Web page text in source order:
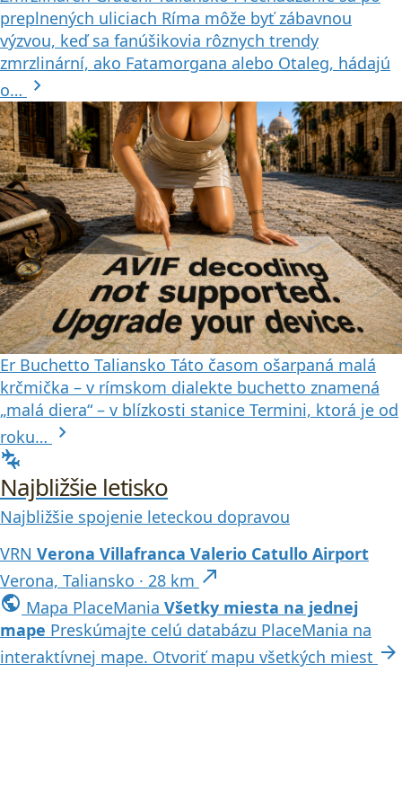
preplnených uliciach Ríma môže byť zábavnou
výzvou, keď sa fanúšikovia rôznych trendy
zmrzlinární, ako Fatamorgana alebo Otaleg, hádajú
o… chevron_right
Er Buchetto Taliansko Táto časom ošarpaná malá
krčmička – v rímskom dialekte buchetto znamená
„malá diera“ – v blízkosti stanice Termini, ktorá je od
roku… chevron_right
connecting_airports
Najbližšie letisko
Najbližšie spojenie leteckou dopravou
VRN Verona Villafranca Valerio Catullo Airport
Verona, Taliansko · 28 km north_east
public Mapa PlaceMania Všetky miesta na jednej
mape Preskúmajte celú databázu PlaceMania na
interaktívnej mape. Otvoriť mapu všetkých miest arrow_forward